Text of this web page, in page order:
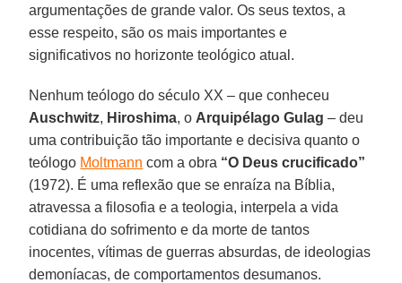
argumentações de grande valor. Os seus textos, a
esse respeito, são os mais importantes e
significativos no horizonte teológico atual.
Nenhum teólogo do século XX – que conheceu
Auschwitz, Hiroshima, o Arquipélago Gulag – deu
uma contribuição tão importante e decisiva quanto o
teólogo Moltmann com a obra “O Deus crucificado”
(1972). É uma reflexão que se enraíza na Bíblia,
atravessa a filosofia e a teologia, interpela a vida
cotidiana do sofrimento e da morte de tantos
inocentes, vítimas de guerras absurdas, de ideologias
demoníacas, de comportamentos desumanos.